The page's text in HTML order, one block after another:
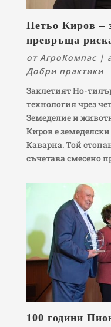
Петьо Киров –
превръща
от АгроКомпас|
Добри практики
Заклетият Но-
технология чрез
Земеделие и
Киров е
Каварна. Той
съчетава смесено
100 години